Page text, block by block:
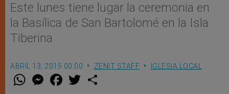
Este lunes tiene lugar la ceremonia en
la Basílica de San Bartolomé en la Isla
Tiberina
ABRIL 13, 2015 00:00 ZENIT STAFF IGLESIA LOCAL
W M
e
F
a w